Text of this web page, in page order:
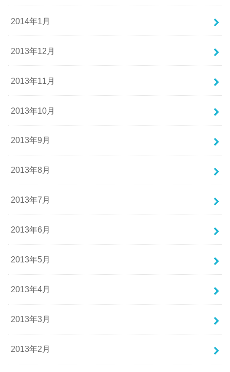
2014年1月
2013年12月
2013年11月
2013年10月
2013年9月
2013年8月
2013年7月
2013年6月
2013年5月
2013年4月
2013年3月
2013年2月